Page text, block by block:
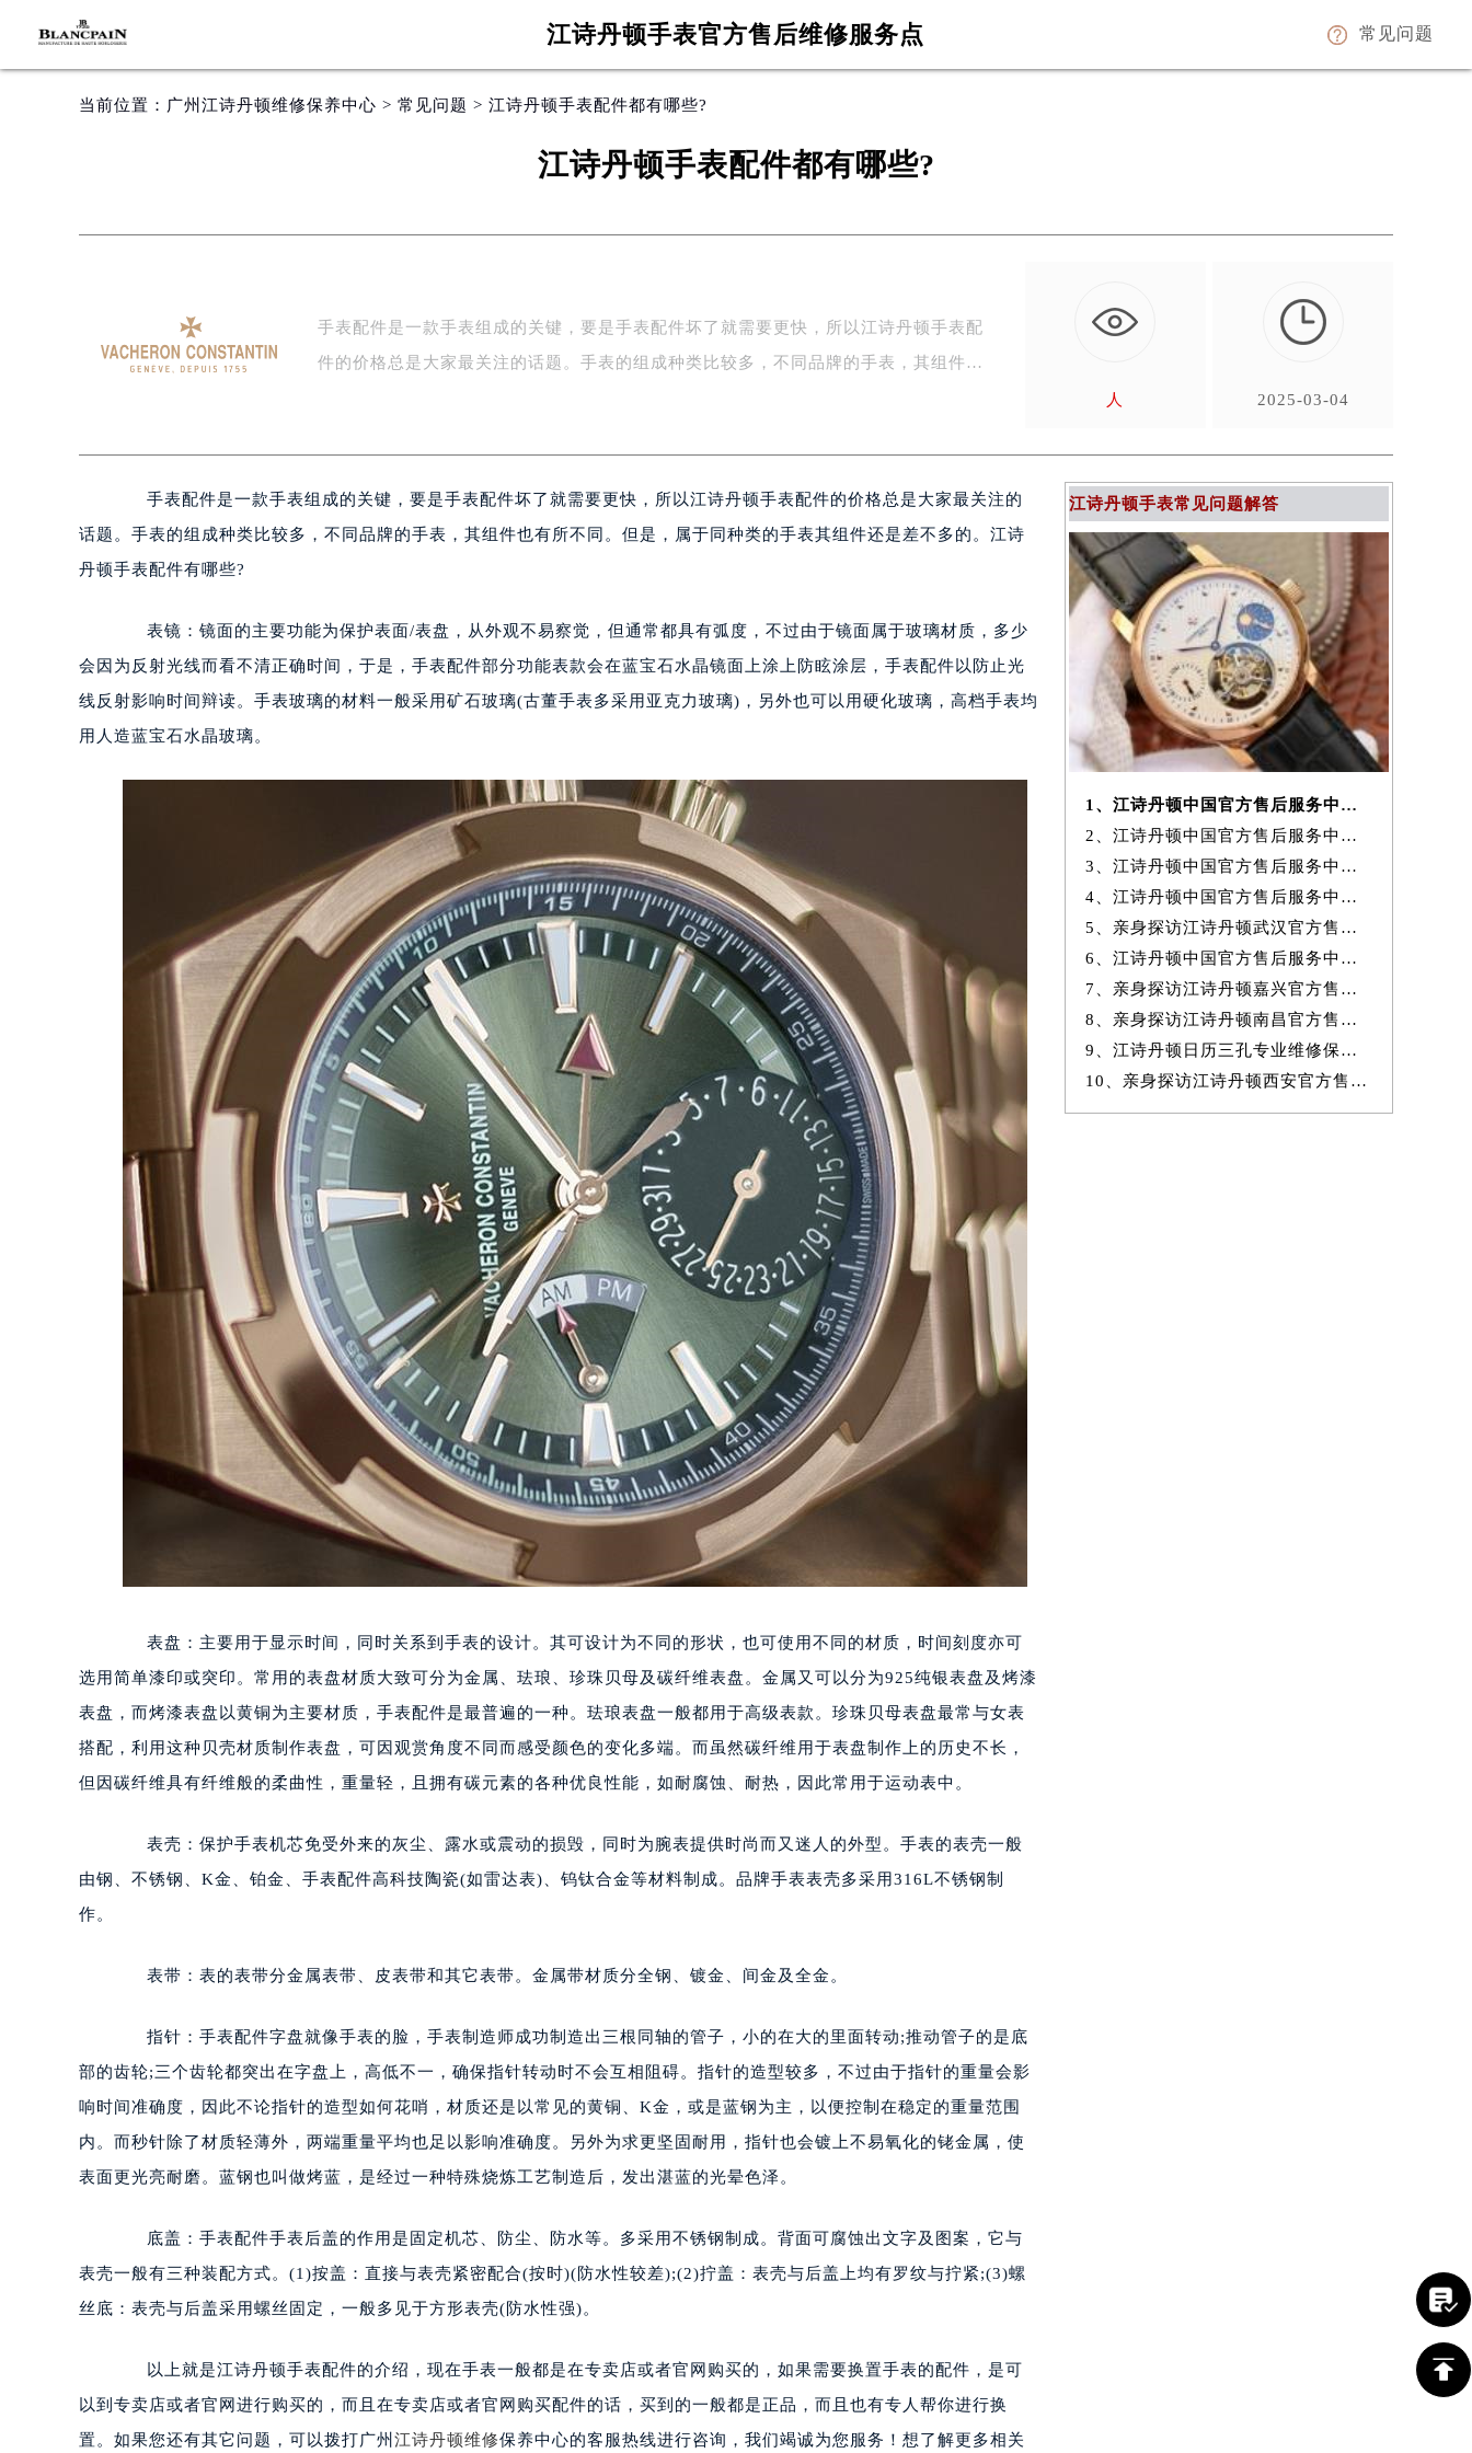
江诗丹顿手表官方售后维修服务点 常见问题
当前位置： 广州江诗丹顿维修保养中心 > 常见问题 > 江诗丹顿手表配件都有哪些?
江诗丹顿手表配件都有哪些?
手表配件是一款手表组成的关键，要是手表配件坏了就需要更快，所以江诗丹顿手表配
件的价格总是大家最关注的话题。手表的组成种类比较多，不同品牌的手表，其组件…
人 2025-03-04
手表配件是一款手表组成的关键，要是手表配件坏了就需要更快，所以江诗丹顿手表配件的价格总是大家最关注的
话题。手表的组成种类比较多，不同品牌的手表，其组件也有所不同。但是，属于同种类的手表其组件还是差不多的。江诗
丹顿手表配件有哪些?
表镜：镜面的主要功能为保护表面/表盘，从外观不易察觉，但通常都具有弧度，不过由于镜面属于玻璃材质，多少
会因为反射光线而看不清正确时间，于是，手表配件部分功能表款会在蓝宝石水晶镜面上涂上防眩涂层，手表配件以防止光
线反射影响时间辩读。手表玻璃的材料一般采用矿石玻璃(古董手表多采用亚克力玻璃)，另外也可以用硬化玻璃，高档手表均
用人造蓝宝石水晶玻璃。
表盘：主要用于显示时间，同时关系到手表的设计。其可设计为不同的形状，也可使用不同的材质，时间刻度亦可
选用简单漆印或突印。常用的表盘材质大致可分为金属、珐琅、珍珠贝母及碳纤维表盘。金属又可以分为925纯银表盘及烤漆
表盘，而烤漆表盘以黄铜为主要材质，手表配件是最普遍的一种。珐琅表盘一般都用于高级表款。珍珠贝母表盘最常与女表
搭配，利用这种贝壳材质制作表盘，可因观赏角度不同而感受颜色的变化多端。而虽然碳纤维用于表盘制作上的历史不长，
但因碳纤维具有纤维般的柔曲性，重量轻，且拥有碳元素的各种优良性能，如耐腐蚀、耐热，因此常用于运动表中。
表壳：保护手表机芯免受外来的灰尘、露水或震动的损毁，同时为腕表提供时尚而又迷人的外型。手表的表壳一般
由钢、不锈钢、K金、铂金、手表配件高科技陶瓷(如雷达表)、钨钛合金等材料制成。品牌手表表壳多采用316L不锈钢制
作。
表带：表的表带分金属表带、皮表带和其它表带。金属带材质分全钢、镀金、间金及全金。
指针：手表配件字盘就像手表的脸，手表制造师成功制造出三根同轴的管子，小的在大的里面转动;推动管子的是底
部的齿轮;三个齿轮都突出在字盘上，高低不一，确保指针转动时不会互相阻碍。指针的造型较多，不过由于指针的重量会影
响时间准确度，因此不论指针的造型如何花哨，材质还是以常见的黄铜、K金，或是蓝钢为主，以便控制在稳定的重量范围
内。而秒针除了材质轻薄外，两端重量平均也足以影响准确度。另外为求更坚固耐用，指针也会镀上不易氧化的铑金属，使
表面更光亮耐磨。蓝钢也叫做烤蓝，是经过一种特殊烧炼工艺制造后，发出湛蓝的光晕色泽。
底盖：手表配件手表后盖的作用是固定机芯、防尘、防水等。多采用不锈钢制成。背面可腐蚀出文字及图案，它与
表壳一般有三种装配方式。(1)按盖：直接与表壳紧密配合(按时)(防水性较差);(2)拧盖：表壳与后盖上均有罗纹与拧紧;(3)螺
丝底：表壳与后盖采用螺丝固定，一般多见于方形表壳(防水性强)。
以上就是江诗丹顿手表配件的介绍，现在手表一般都是在专卖店或者官网购买的，如果需要换置手表的配件，是可
以到专卖店或者官网进行购买的，而且在专卖店或者官网购买配件的话，买到的一般都是正品，而且也有专人帮你进行换
置。如果您还有其它问题，可以拨打广州 江诗丹顿维修保养中心的客服热线进行咨询，我们竭诚为您服务！想了解更多相关
江诗丹顿手表常见问题解答
1、江诗丹顿中国官方售后服务中心｜最新官方地址及服务电话权威信息通
2、江诗丹顿中国官方售后服务中心｜最新热线和全部维修地址权威信息通
3、江诗丹顿中国官方售后服务中心｜官方地址与维修热线权威信息声明（20
4、江诗丹顿中国官方售后服务中心网点地址及服务热线实地考察报告+
5、亲身探访江诗丹顿武汉官方售后服务中心｜地址与24小时服务电话（2026
6、江诗丹顿中国官方售后服务中心｜最新地址与客服热线权威信息通知（20
7、亲身探访江诗丹顿嘉兴官方售后服务中心｜地址与官方电话（2026年7月
8、亲身探访江诗丹顿南昌官方售后服务中心｜全新地址及服务热线（2026年
9、江诗丹顿日历三孔专业维修保养服务权威公示（2026年7月最新）
10、亲身探访江诗丹顿西安官方售后服务中心｜完整网点地址与热线（2026年